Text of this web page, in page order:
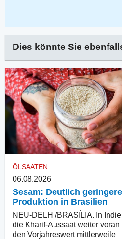
Dies könnte Sie
ÖLSAATEN
06.08.2026
Sesam: Deutlich geringere
Produktion in Brasilien
NEU-DELHI/BRASÍLIA. In
die Kharif-Aussaat weiter voran
den Vorjahreswert mittlerweile